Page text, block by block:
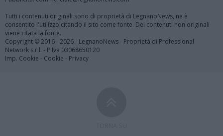
Tutti i contenuti originali sono di proprietà di LegnanoNews, ne è
consentito l'utilizzo citando il sito come fonte. Dei contenuti non originali
viene citata la fonte.
Copyright © 2016 - 2026 - LegnanoNews - Proprietà di Professional
Network s.r.l. - P.Iva 03068650120
Imp. Cookie - Cookie - Privacy